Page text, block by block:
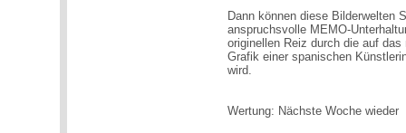
Dann können diese Bilderwelten
anspruchsvolle MEMO-
originellen Reiz durch die auf
Grafik einer spanischen
wird.
Wertung: Nächste Woche wieder